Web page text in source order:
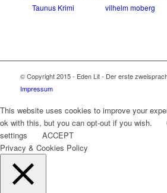
Taunus Krimi
vilhelm moberg
© Copyright 2015 - Eden Lit - Der erste
Impressum
This website uses cookies to improve your
ok with this, but you can opt-out if you wish.
settings
ACCEPT
Privacy & Cookies Policy